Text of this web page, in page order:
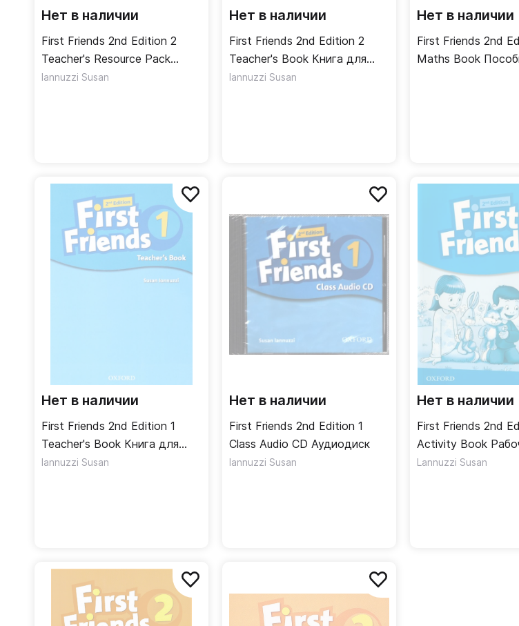
Нет в наличии
First Friends 2nd Edition 2
Teacher's Resource Pack
Дополнительные материалы
Iannuzzi Susan
Нет в наличии
First Friends 2nd Edition 2
Teacher's Book Книга для
учителя
Iannuzzi Susan
Нет в наличии
First Friends 2nd
Maths Book Пособие по
Нет в наличии
First Friends 2nd Edition 1
Teacher's Book Книга для
учителя
Iannuzzi Susan
Нет в наличии
First Friends 2nd Edition 1
Class Audio CD Аудиодиск
Iannuzzi Susan
Нет в наличии
First Friends 2nd
Activity Book Рабочая
тетрадь
Lannuzzi Susan